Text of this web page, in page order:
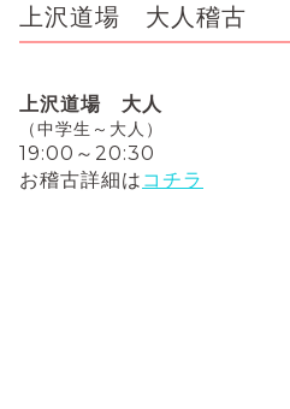
上沢道場 大人稽古
上沢道場 大人
（中学生～大人）
19:00～20:30
お稽古詳細は コチラ